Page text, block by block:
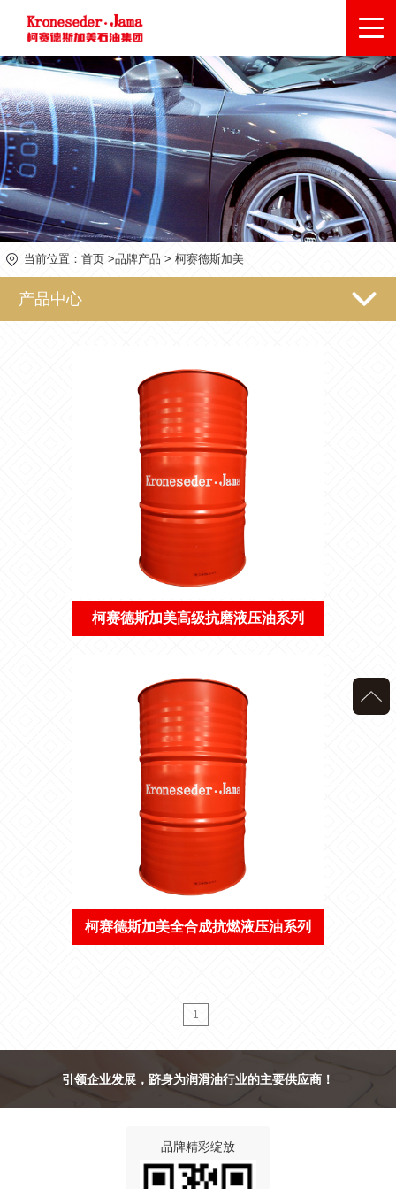
当前位置： 首页 >品牌产品 > 柯赛德斯加美
产品中心
柯赛德斯加美高级抗磨液压油系列
柯赛德斯加美全合成抗燃液压油系列
1
引领企业发展，跻身为润滑油行业的主要供应商！
品牌精彩绽放